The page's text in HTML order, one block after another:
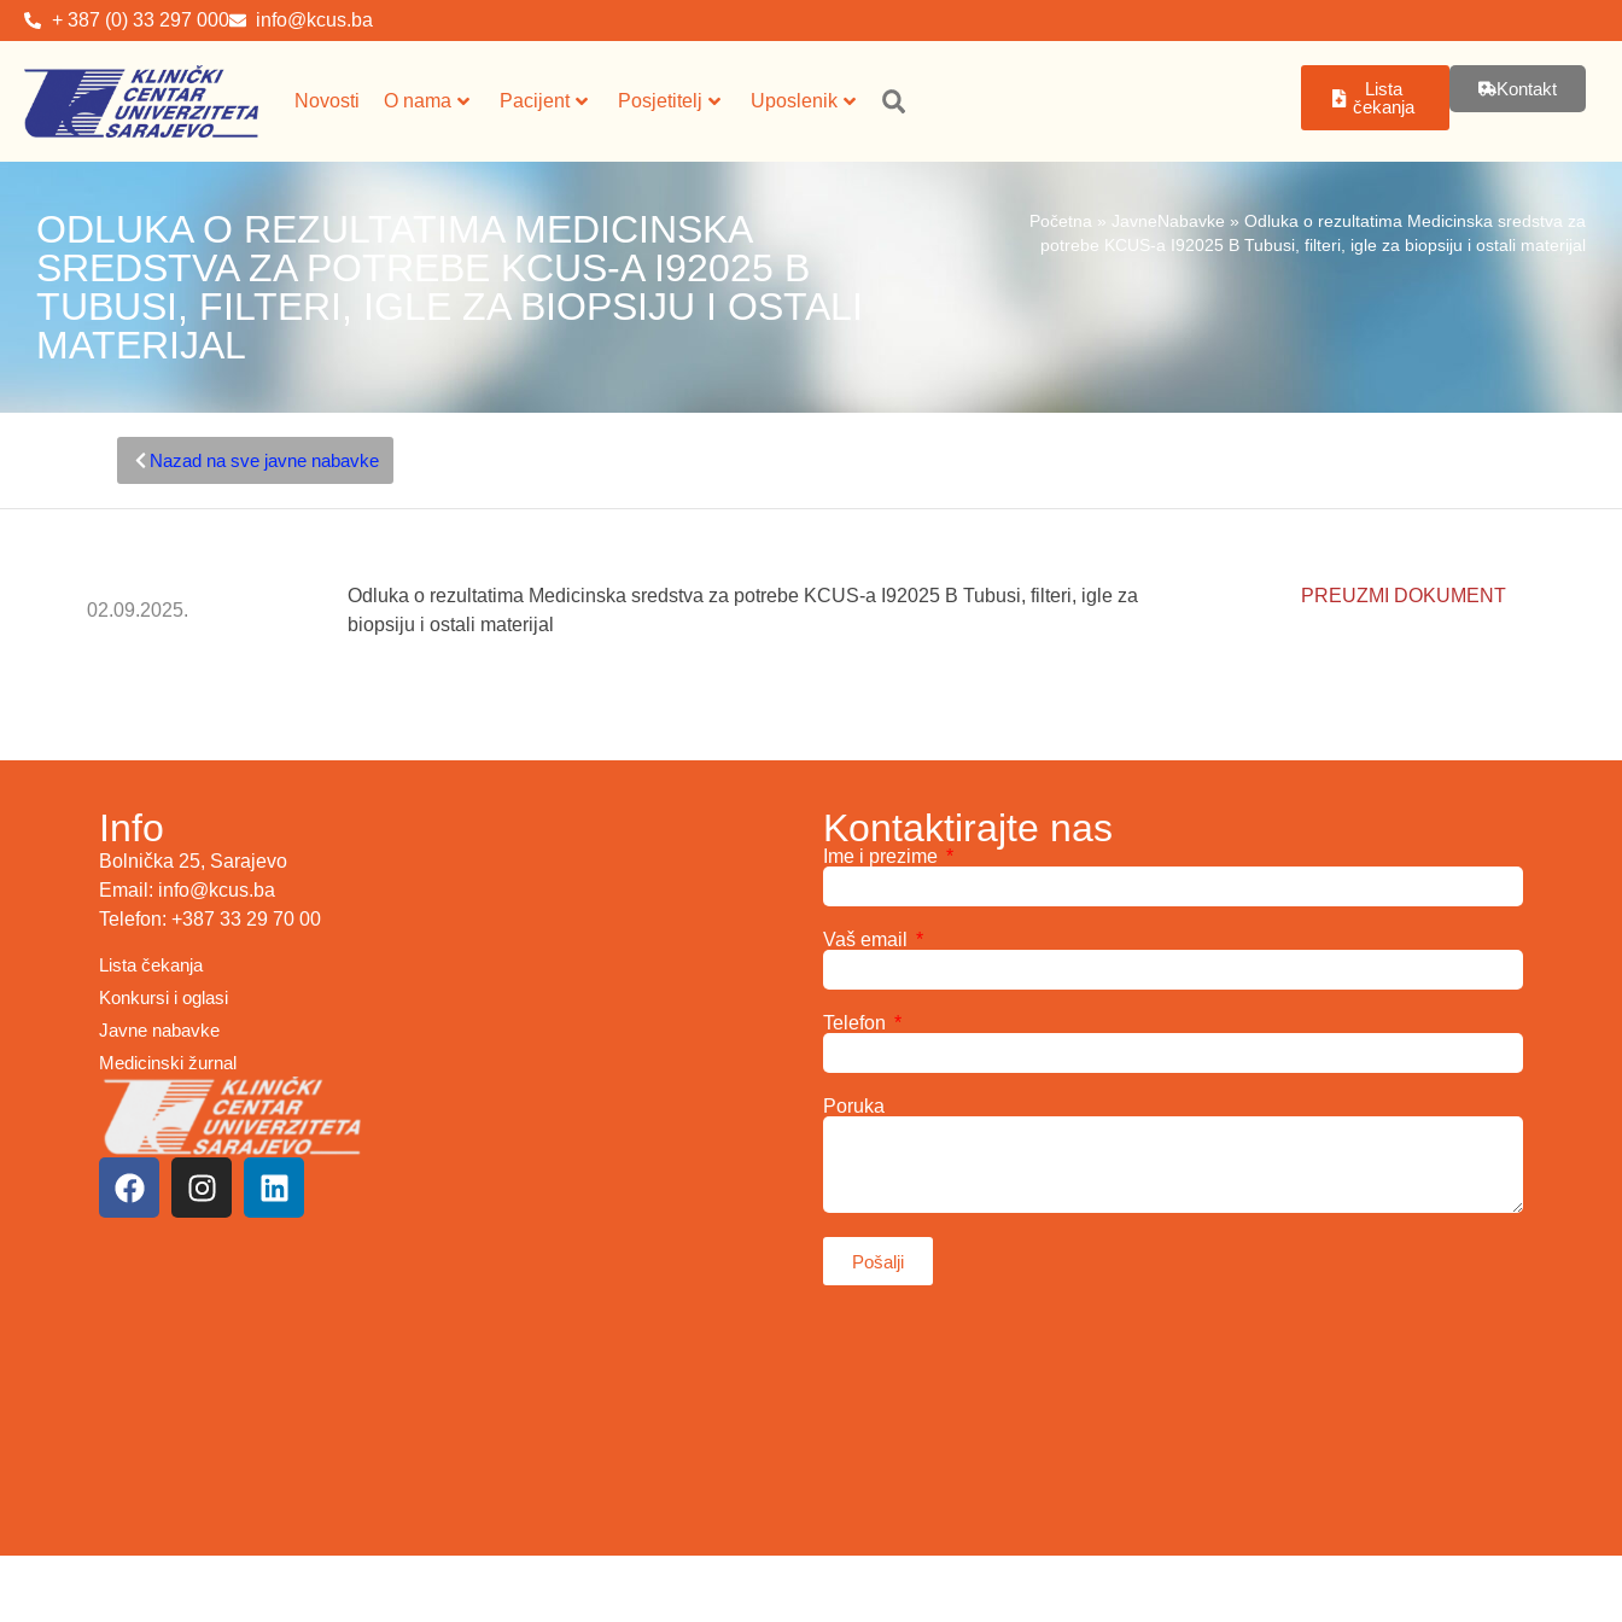
+ 387 (0) 33 297 000 info@kcus.ba
Novosti O nama Pacijent Posjetitelj Uposlenik
Lista
čekanja
Kontakt
ODLUKA O REZULTATIMA MEDICINSKA
SREDSTVA ZA POTREBE KCUS-A I92025 B
TUBUSI, FILTERI, IGLE ZA BIOPSIJU I OSTALI
MATERIJAL
Početna » JavneNabavke » Odluka o rezultatima Medicinska sredstva za
potrebe KCUS-a I92025 B Tubusi, filteri, igle za biopsiju i ostali materijal
Nazad na sve javne nabavke
02.09.2025.
Odluka o rezultatima Medicinska sredstva za potrebe KCUS-a I92025 B Tubusi, filteri, igle za
biopsiju i ostali materijal
PREUZMI DOKUMENT
Info
Bolnička 25, Sarajevo
Email: info@kcus.ba
Telefon: +387 33 29 70 00
Lista čekanja
Konkursi i oglasi
Javne nabavke
Medicinski žurnal
Kontaktirajte nas
Ime i prezime
Vaš email
Telefon
Poruka
Pošalji